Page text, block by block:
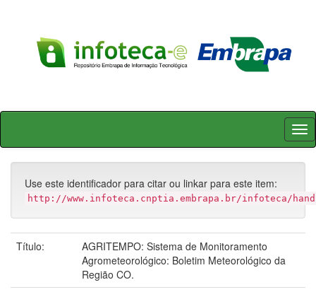
Skip
Use este identificador para citar ou linkar para este item:
http://www.infoteca.cnptia.embrapa.br/infoteca/
Título:
AGRITEMPO: Sistema de Monitoramento
Agrometeorológico: Boletim Meteorológico da
Região CO.